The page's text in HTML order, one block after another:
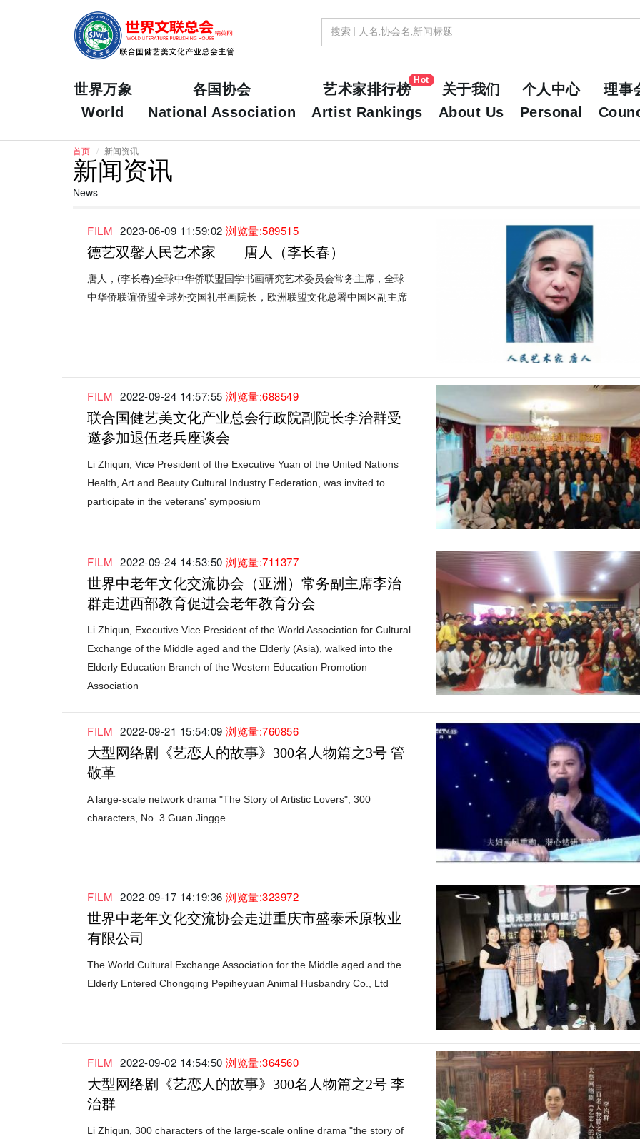
世界万象
World
各国协会
National Association
艺术家排行榜
Artist Rankings
Hot
关于我们
About Us
个人中心
Personal
理事
首页 新闻资讯
新闻资讯
News
FILM 2023-06-09 11:59:02 浏览量:589515
德艺双馨人民艺术家——唐人（李长春）
唐人，(李长春)全球中华侨联盟国学书画研究艺术委员会常务主席，全球
中华侨联谊侨盟全球外交国礼书画院长，欧洲联盟文化总署中国区副主席
FILM 2022-09-24 14:57:55 浏览量:688549
联合国健艺美文化产业总会行政院副院长李治群受
邀参加退伍老兵座谈会
Li Zhiqun, Vice President of the Executive Yuan of the United Nations
Health, Art and Beauty Cultural Industry Federation, was invited to
participate in the veterans' symposium
FILM 2022-09-24 14:53:50 浏览量:711377
世界中老年文化交流协会（亚洲）常务副主席李治
群走进西部教育促进会老年教育分会
Li Zhiqun, Executive Vice President of the World Association for Cultural
Exchange of the Middle aged and the Elderly (Asia), walked into the
Elderly Education Branch of the Western Education Promotion
Association
FILM 2022-09-21 15:54:09 浏览量:760856
大型网络剧《艺恋人的故事》300名人物篇之3号 管
敬革
A large-scale network drama "The Story of Artistic Lovers", 300
characters, No. 3 Guan Jingge
FILM 2022-09-17 14:19:36 浏览量:323972
世界中老年文化交流协会走进重庆市盛泰禾原牧业
有限公司
The World Cultural Exchange Association for the Middle aged and the
Elderly Entered Chongqing Pepiheyuan Animal Husbandry Co., Ltd
FILM 2022-09-02 14:54:50 浏览量:364560
大型网络剧《艺恋人的故事》300名人物篇之2号 李
治群
Li Zhiqun, 300 characters of the large-scale online drama "the story of